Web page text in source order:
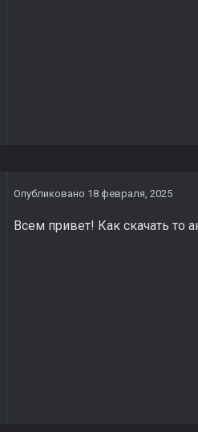
Опубликовано 18 февраля, 2025
Всем привет! Как скачать то